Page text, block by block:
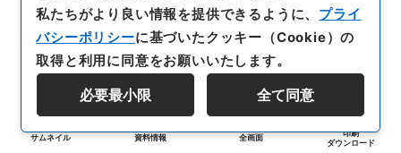
サムネイル 資料情報 全画面
印刷
ダウンロード
私たちがより良い情報を提供できるように、 プライ
バシーポリシーに基づいたクッキー（Cookie）の
取得と利用に同意をお願いいたします。
必要最小限 全て同意